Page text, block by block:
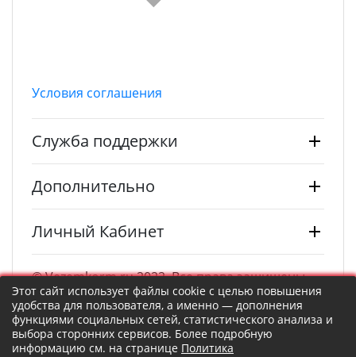
Условия соглашения
Служба поддержки
Дополнительно
Личный Кабинет
© Vezemkorm.ru 2022. Все права защищены.
Этот сайт использует файлы cookie с целью повышения
удобства для пользователя, а именно — дополнения
функциями социальных сетей, статистического анализа и
выбора сторонних сервисов. Более подробную
информацию см. на странице Политика